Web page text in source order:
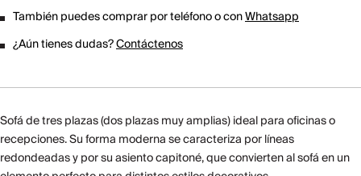
También puedes comprar por teléfono o conWhatsapp
¿Aún tienes dudas?Contáctenos
Sofá de tres plazas (dos plazas muy amplias) ideal para oficinas o
recepciones. Su forma moderna se caracteriza por líneas
redondeadas y por su asiento capitoné, que convierten al sofá en un